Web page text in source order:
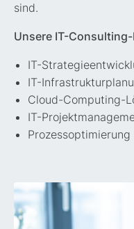
sind.
Unsere IT-
IT-
IT-
Cloud-Computing-
IT-
Prozessoptimierung